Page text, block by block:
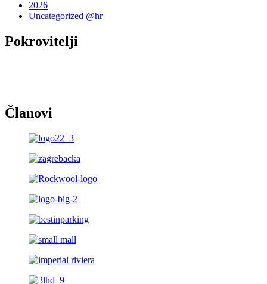
2026
Uncategorized @hr
Pokrovitelji
Članovi